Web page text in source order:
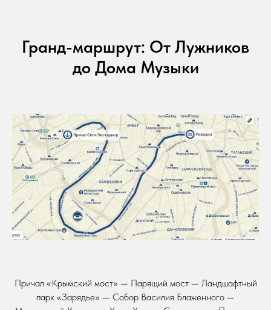
Гранд-маршрут: От Лужников
до Дома Музыки
Причал «Крымский мост» — Парящий мост — Ландшафтный
парк «Зарядье» — Собор Василия Блаженного —